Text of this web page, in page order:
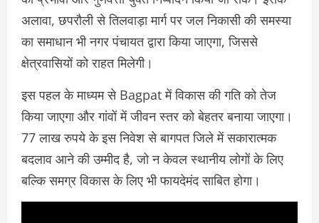
अलावा, छपरौली से तिलवाड़ा मार्ग पर जल निकासी की समस्या
का समाधान भी नगर पंचायत द्वारा किया जाएगा, जिससे
क्षेत्रवासियों को राहत मिलेगी।
इस पहल के माध्यम से Bagpat में विकास की गति को तेज
किया जाएगा और गांवों में जीवन स्तर को बेहतर बनाया जाएगा।
77 लाख रुपये के इस निवेश से बागपत जिले में सकारात्मक
बदलाव आने की उम्मीद है, जो न केवल स्थानीय लोगों के लिए
बल्कि समग्र विकास के लिए भी फायदेमंद साबित होगा।